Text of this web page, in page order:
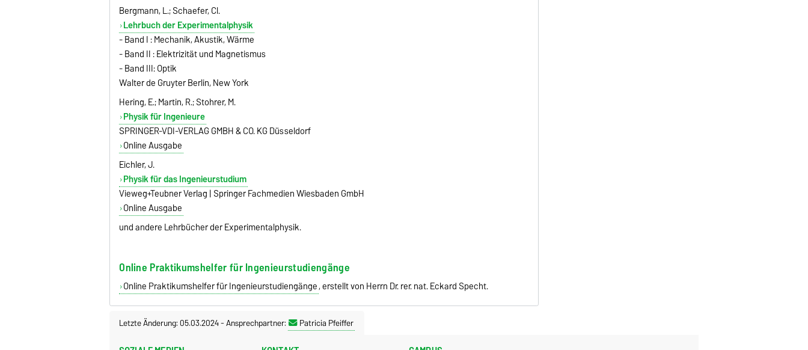
Bergmann, L.; Schaefer, Cl.
Lehrbuch der Experimentalphysik
- Band I : Mechanik, Akustik, Wärme
- Band II : Elektrizität und Magnetismus
- Band III: Optik
Walter de Gruyter Berlin, New York
Hering, E.; Martin, R.; Stohrer, M.
Physik für Ingenieure
SPRINGER-VDI-VERLAG GMBH & CO. KG Düsseldorf
Online Ausgabe
Eichler, J.
Physik für das Ingenieurstudium
Vieweg+Teubner Verlag | Springer Fachmedien Wiesbaden GmbH
Online Ausgabe
und andere Lehrbücher der Experimentalphysik.
Online Praktikumshelfer für Ingenieurstudiengänge
Online Praktikumshelfer für Ingenieurstudiengänge, erstellt von Herrn Dr. rer. nat. Eckard Specht.
Letzte Änderung: 05.03.2024-Ansprechpartner: Patricia Pfeiffer